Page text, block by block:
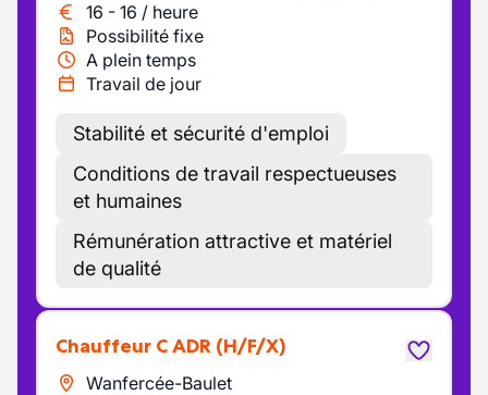
16 - 16 / heure
Possibilité fixe
A plein temps
Travail de jour
Stabilité et sécurité d'emploi
Conditions de travail respectueuses
et humaines
Rémunération attractive et matériel
de qualité
Chauffeur C ADR (H/F/X)
Wanfercée-Baulet